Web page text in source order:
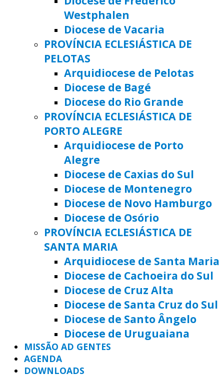
Westphalen
Diocese de Vacaria
PROVÍNCIA ECLESIÁSTICA DE
PELOTAS
Arquidiocese de Pelotas
Diocese de Bagé
Diocese do Rio Grande
PROVÍNCIA ECLESIÁSTICA DE
PORTO ALEGRE
Arquidiocese de Porto
Alegre
Diocese de Caxias do Sul
Diocese de Montenegro
Diocese de Novo Hamburgo
Diocese de Osório
PROVÍNCIA ECLESIÁSTICA DE
SANTA MARIA
Arquidiocese de Santa Maria
Diocese de Cachoeira do Sul
Diocese de Cruz Alta
Diocese de Santa Cruz do Sul
Diocese de Santo Ângelo
Diocese de Uruguaiana
MISSÃO AD GENTES
AGENDA
DOWNLOADS